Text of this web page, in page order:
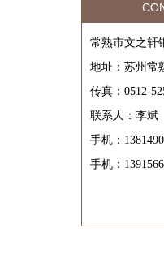
常熟市文之轩
地址：苏州常
传真：0512-
联系人：李
手机：
手机：